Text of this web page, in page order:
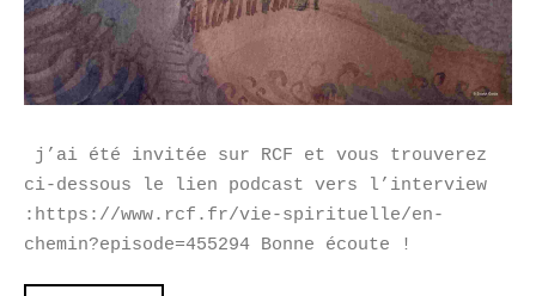
j’ai été invitée sur RCF et vous trouverez
ci-dessous le lien podcast vers l’interview
:https://www.rcf.fr/vie-spirituelle/en-
chemin?episode=455294 Bonne écoute !